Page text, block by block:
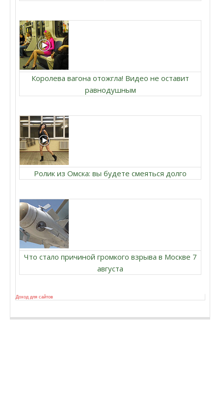
Королева вагона отожгла! Видео не оставит
равнодушным
Ролик из Омска: вы будете смеяться долго
Что стало причиной громкого взрыва в Москве 7
августа
Доход для сайтов